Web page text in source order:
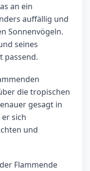
an ein
auffällig und
Sonnenvögeln.
seines
passend.
die tropischen
gesagt in
sich
und
Flammende